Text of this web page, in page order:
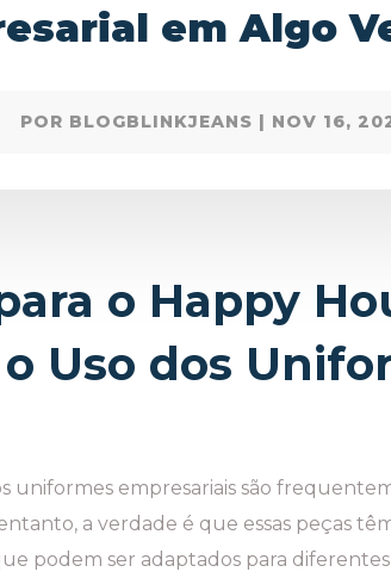
em Algo
POR BLOGBLINKJEANS | NOV 16,
o Happy
Uso dos
uniformes empresariais são
a verdade é que essas peças
podem ser adaptados para